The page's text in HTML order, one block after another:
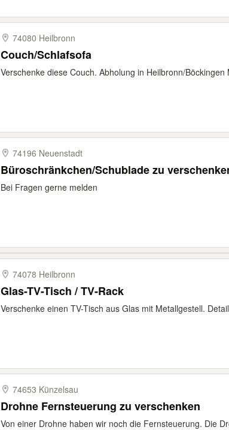
74080 Heilbronn
Couch/Schlafsofa
Verschenke diese Couch. Abholung in Heilbronn/
74196 Neuenstadt
Büroschränkchen/Schublade zu
Bei Fragen gerne melden
74078 Heilbronn
Glas-TV-Tisch / TV-Rack
Verschenke einen TV-Tisch aus Glas mit Metallgestell.
74653 Künzelsau
Drohne Fernsteuerung zu verschenken
Von einer Drohne haben wir noch die Fernsteuerung. Die